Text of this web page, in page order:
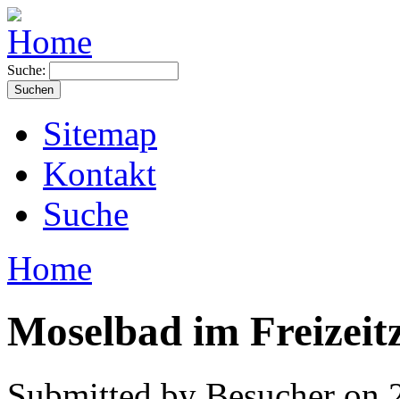
Suche:
Sitemap
Kontakt
Suche
Home
Moselbad im